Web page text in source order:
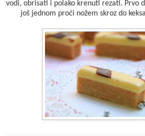
vodi, obrisati i polako krenuti rezati. Prvo
još jednom proći nožem skroz do